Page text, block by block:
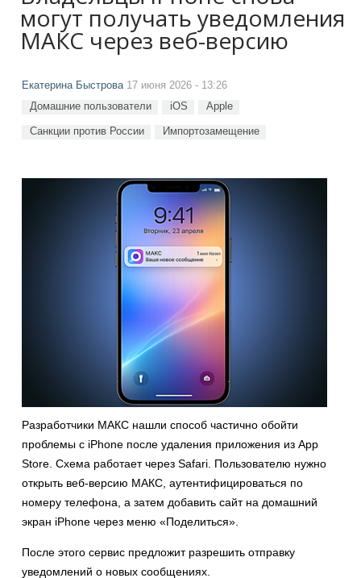
могут получать уведомления
МАКС через веб-версию
Екатерина Быстрова17 июня 2026 - 13:26
Домашние пользователи iOS Apple
Санкции против России Импортозамещение
Разработчики МАКС нашли способ частично обойти
проблемы с iPhone после удаления приложения из App
Store. Схема работает через Safari. Пользователю нужно
открыть веб-версию МАКС, аутентифицироваться по
номеру телефона, а затем добавить сайт на домашний
экран iPhone через меню «Поделиться».
После этого сервис предложит разрешить отправку
уведомлений о новых сообщениях.